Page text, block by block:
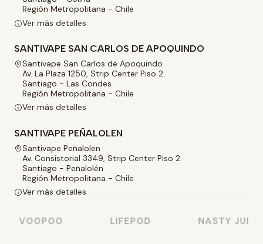
Región Metropolitana - Chile
Ver más detalles
SANTIVAPE SAN CARLOS DE APOQUINDO
Santivape San Carlos de Apoquindo
Av. La Plaza 1250, Strip Center Piso 2
Santiago - Las Condes
Región Metropolitana - Chile
Ver más detalles
SANTIVAPE PEÑALOLEN
Santivape Peñalolen
Av. Consistorial 3349, Strip Center Piso 2
Santiago - Peñalolén
Región Metropolitana - Chile
Ver más detalles
VOOPOO LIFEPOD NASTY JUICE